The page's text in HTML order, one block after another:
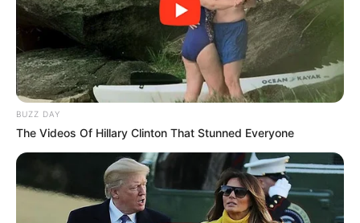
BUZZ DAY
The Videos Of Hillary Clinton That Stunned Everyone